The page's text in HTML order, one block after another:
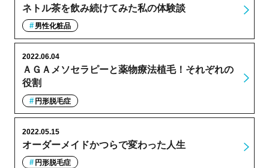
ネトル茶を飲み続けてみた私の体験談
男性化粧品
ＡＧＡメソセラピーと薬物療法植毛！それぞれの
役割
2022.06.04
円形脱毛症
オーダーメイドかつらで変わった人生
2022.05.15
円形脱毛症